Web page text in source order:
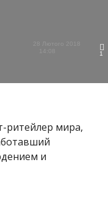
28 Лютого 2018
1
ритейлер мира,
и